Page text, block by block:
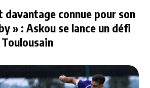
davantage connue pour son
» : Askou se lance un défi